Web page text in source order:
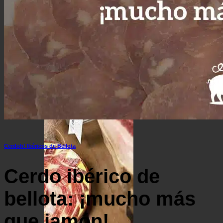
Ofertas de Navidad
Cerdoh! Ibéricos de Bellota
Cerdo ibérico de
bellota: ¡mucho más